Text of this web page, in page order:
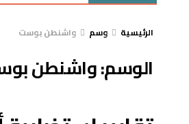
الرئيسية وسم واشنطن بوست
الوسم:واشنطن